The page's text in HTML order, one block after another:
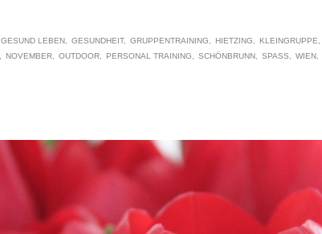
GESUND LEBEN GESUNDHEIT GRUPPENTRAINING HIETZING KLEINGRUPPE
NOVEMBER OUTDOOR PERSONAL TRAINING SCHÖNBRUNN SPASS WIEN